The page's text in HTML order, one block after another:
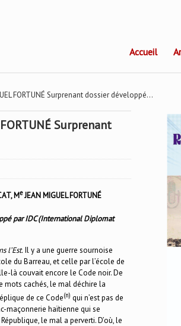
Accueil
FORTUNÉ Surprenant dossier développé…
FORTUNÉ Surprenant
MeJEAN MIGUEL FORTUNÉ
parIDC(International Diplomat
l’Est.Il y a une guerre sournoise
du Barreau, et celle par l’école de
là couvait encore le Code noir. De
mots cachés, le mal déchire la
de ce Code(n) qui n’est pas de
maçonnerie haïtienne qui se
le mal a perverti. D’où, le